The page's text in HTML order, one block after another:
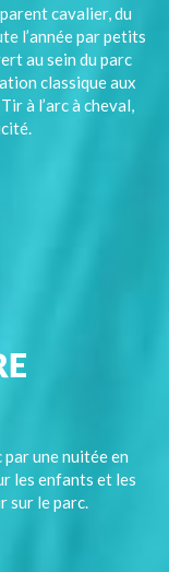
cavalier, du
l’année par petits
au sein du parc
classique aux
à l’arc à cheval,
une nuitée en
les enfants et les
sur le parc.